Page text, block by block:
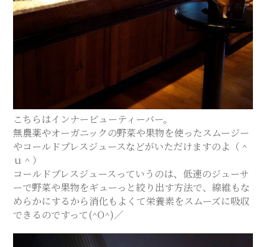
こちらはインナービューティーバー。
無農薬やオーガニックの野菜や果物を使ったスムージー
やコールドプレスジュースなどがいただけますのよ（＾
ｕ＾）
コールドプレスジュースっていうのは、低速のジューサ
ーで野菜や果物をギューっと絞り出す方法で、線維もな
めらかにするから消化もよくて栄養素をスムーズに吸収
できるのですって(^O^)／